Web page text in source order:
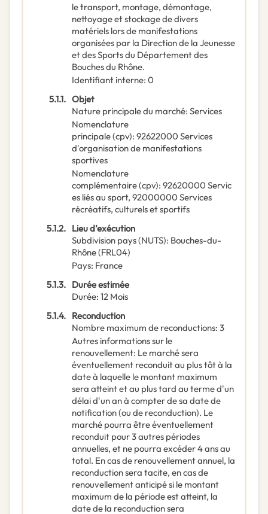
le transport, montage, démontage,
nettoyage et stockage de divers
matériels lors de manifestations
organisées par la Direction de la Jeunesse
et des Sports du Département des
Bouches du Rhône.
Identifiant interne: 0
5.1.1. Objet
Nature principale du marché: Services
Nomenclature
principale(cpv): 92622000 Services
d'organisation de manifestations
sportives
Nomenclature
complémentaire(cpv): 92620000 Servic
es liés au sport, 92000000 Services
récréatifs, culturels et sportifs
5.1.2. Lieu d’exécution
Subdivision pays (NUTS): Bouches-du-
Rhône(FRL04)
Pays: France
5.1.3. Durée estimée
Durée: 12 Mois
5.1.4. Reconduction
Nombre maximum de reconductions: 3
Autres informations sur le
renouvellement: Le marché sera
éventuellement reconduit au plus tôt à la
date à laquelle le montant maximum
sera atteint et au plus tard au terme d'un
délai d'un an à compter de sa date de
notification (ou de reconduction). Le
marché pourra être éventuellement
reconduit pour 3 autres périodes
annuelles, et ne pourra excéder 4 ans au
total. En cas de renouvellement annuel, la
reconduction sera tacite, en cas de
renouvellement anticipé si le montant
maximum de la période est atteint, la
date de la reconduction sera